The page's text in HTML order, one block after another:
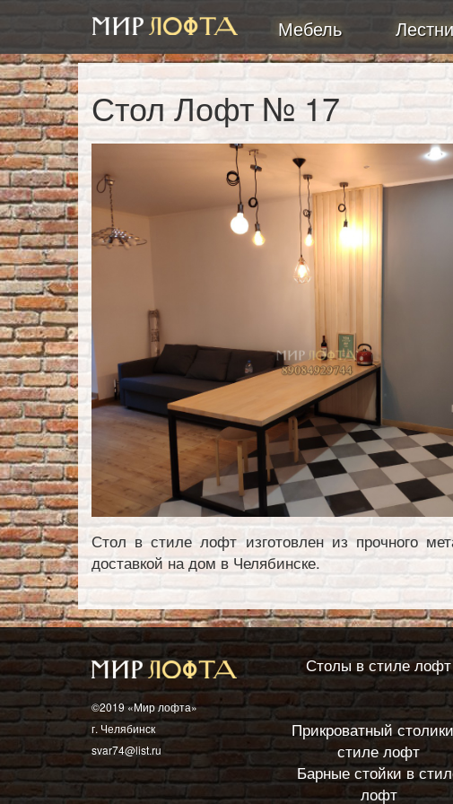
Мебель в
стиле лофт
заказать в
Челябинске
Мебель
Стол Лофт № 17
Стол в стиле лофт изготовлен из прочного
доставкой на дом в Челябинске.
©2019 «Мир лофта»
г. Челябинск
svar74@list.ru
Столы в стиле лофт
Прикроватный
стиле лофт
Барные стойки в
лофт